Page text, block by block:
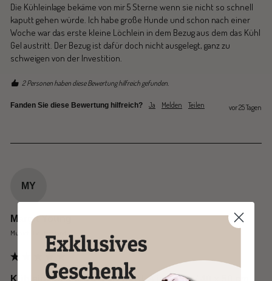
Die Kühleinlage bekäme von mir 5 Sterne wenn sie nicht so schnell
kaputt gehen würde. Ich habe große Hunde und schon nach einer
Woche war das erste kleine Löchlein in dem Bezug aus dem das Kühl
Gel austritt. Der Bezug ist dafür doch nicht ausgelegt, ganz zu
schweigen von der Investition.
2 Personen haben diese Bewertung hilfreich gefunden.
Fanden Sie diese Bewertung hilfreich? Ja Melden Teilen vor 25 Tagen
MY
Margit Young
Munich, Deutschland
Kühleinlage für KUDDE SVALA ice grey / 40 x 50 cm